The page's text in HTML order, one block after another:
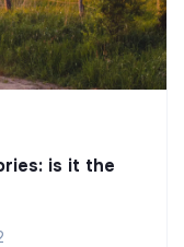
is it the